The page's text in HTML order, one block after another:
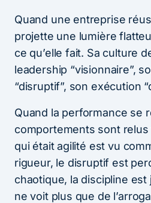
Quand une entreprise
projette une lumière
ce qu’elle fait. Sa culture
leadership “visionnaire”,
“disruptif”, son exécution
Quand la performance se
comportements sont
qui était agilité est vu
rigueur, le disruptif est
chaotique, la discipline
ne voit plus que de